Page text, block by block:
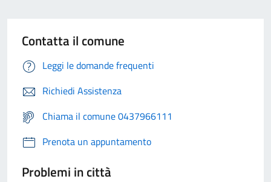
Contatta il comune
Leggi le domande frequenti
Richiedi Assistenza
Chiama il comune 0437966111
Prenota un appuntamento
Problemi in città